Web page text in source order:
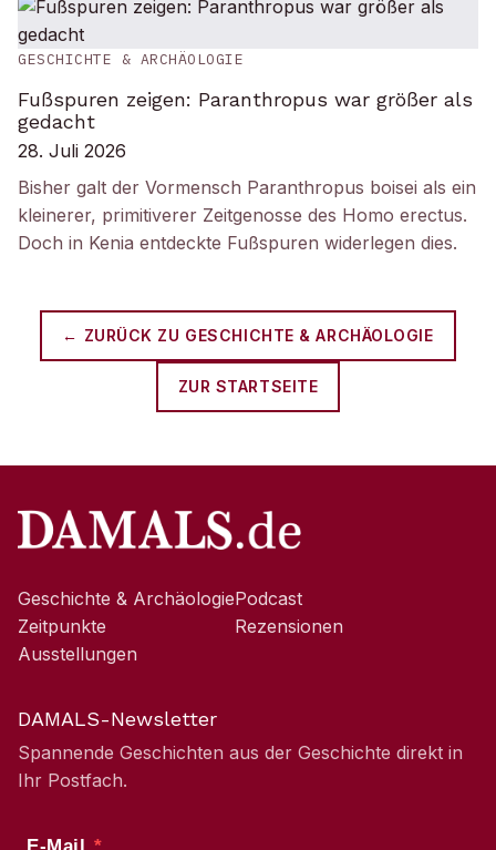
GESCHICHTE & ARCHÄOLOGIE
Fußspuren zeigen: Paranthropus war größer als
gedacht
28. Juli 2026
Bisher galt der Vormensch Paranthropus boisei als ein
kleinerer, primitiverer Zeitgenosse des Homo erectus.
Doch in Kenia entdeckte Fußspuren widerlegen dies.
← ZURÜCK ZU GESCHICHTE & ARCHÄOLOGIE
ZUR STARTSEITE
Geschichte & Archäologie
Zeitpunkte
Ausstellungen
Podcast
Rezensionen
DAMALS-Newsletter
Spannende Geschichten aus der Geschichte direkt in
Ihr Postfach.